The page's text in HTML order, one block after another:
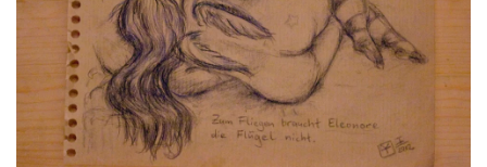
E
T
E